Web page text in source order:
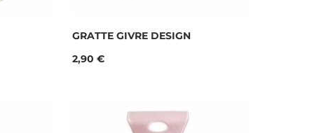
GRATTE GIVRE DESIGN
Prix
2,90 €